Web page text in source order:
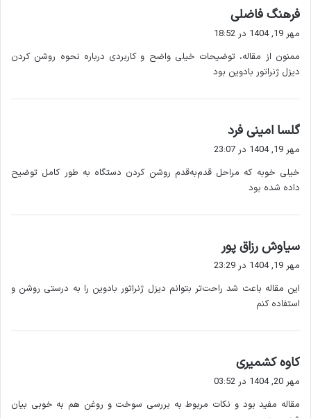
۴. مراحل روشن کردن دیزل ژنراتور
بادوین
روشن کردن دیزل ژنراتور بادوین معمولاً به روش های زیر انجام می
مرحله ۱: آماده سازی ژنراتور
بررسی سطح روغن و سوخت
بررسی سیستم خنک کننده
اطمینان از سلامت کابل ها و اتصالات
مرحله ۲: روشن کردن سیستم کنترل
نمایشگرها و سنسورها را بررسی کنید تا هیچ خطایی گزارش
مرحله ۳: فعال کردن موتور
موتور دیزل را با کلید استارت روشن کنید
در مدل های دستی، از دسته راه انداز برای شروع استفاده کنید
فرهنگ فاضلی
ف
:
مهر 19, 1404 در 18:52
ممنون از مقاله، توضیحات خیلی واضح و کاربردی درباره نحوه روشن کردن
دیزل ژنراتور بادوین بود
گلسا امینی فرد
ف
:
مهر 19, 1404 در 23:07
خیلی خوبه که مراحل قدم‌به‌قدم روشن کردن دستگاه به طور کامل توضیح
داده شده بود
سیاوش رزاق پور
ف
:
مهر 19, 1404 در 23:29
این مقاله باعث شد راحت‌تر بتوانم دیزل ژنراتور بادوین را به درستی روشن و
استفاده کنم
کاوه کشمیری
ف
:
مهر 20, 1404 در 03:52
مقاله مفید بود و نکات مربوط به بررسی سوخت و روغن هم به خوبی بیان